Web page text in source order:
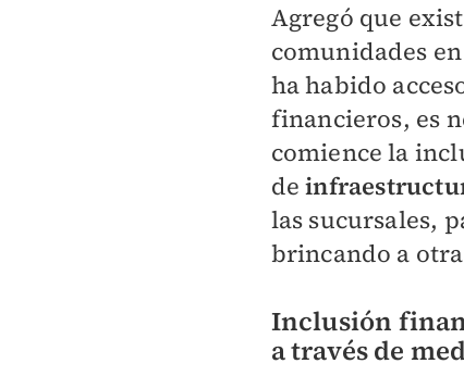
Agregó que
comunidades
ha habido
financieros, es
comience la
de
las sucursales,
brincando a
Inclusión
a través de